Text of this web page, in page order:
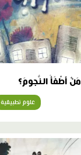
مَنْ أَطْفَأَ النُّجومَ؟
علوم تطبيقية